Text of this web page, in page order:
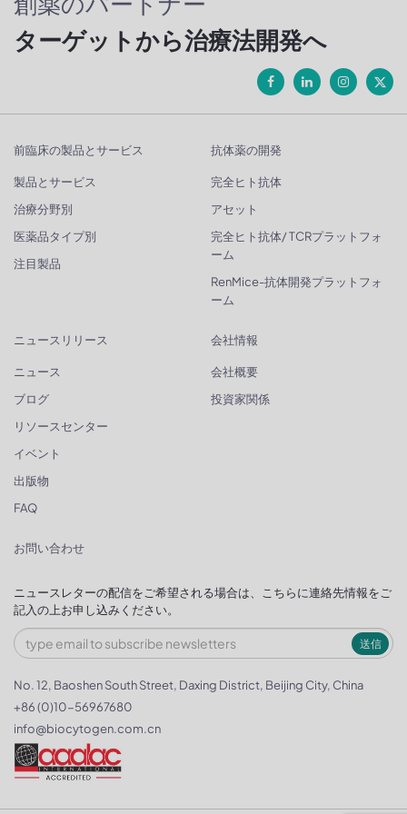
ターゲットから治療法開発へ
前臨床の製品とサービス
製品とサービス
治療分野別
医薬品タイプ別
注目製品
抗体薬の開発
完全ヒト抗体
アセット
完全ヒト抗体/ TCRプラットフォ
ーム
RenMice-抗体開発プラットフォ
ーム
ニュースリリース
ニュース
ブログ
リソースセンター
イベント
出版物
FAQ
会社情報
会社概要
投資家関係
お問い合わせ
ニュースレターの配信をご希望される場合は、こちらに連絡先情報をご
記入の上お申し込みください。
送信
No. 12, Baoshen South Street, Daxing District, Beijing City, China
+86 (0)10-56967680
info@biocytogen.com.cn